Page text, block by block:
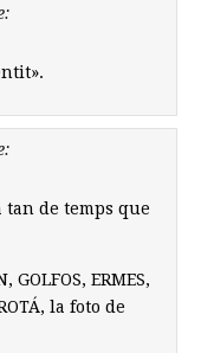
tan de temps que
GOLFOS, ERMES,
la foto de